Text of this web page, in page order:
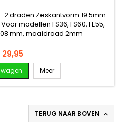
draden Zeskantvorm 19.5mm
modellen FS36, FS60, FE55,
mm, maaidraad 2mm
Meer
TERUG NAAR BOVEN 